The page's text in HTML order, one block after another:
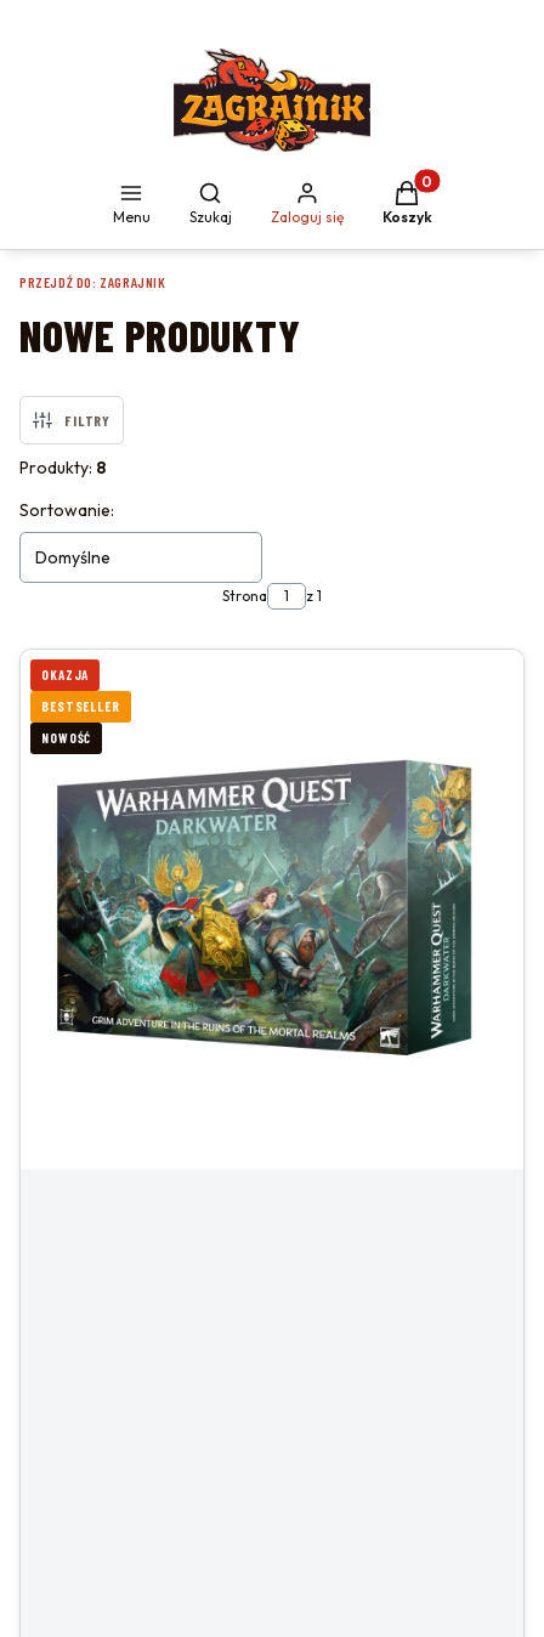
Menu
Otwórz wyszukiwarkę
Szukaj Zaloguj się
Produkty w
Koszyk
PRZEJDŹ DO: ZAGRAJNIK
NOWE PRODUKTY
FILTRY
Produkty: 8
LISTA PRODUKTÓW
Sortowanie:
Domyślne
Strona z 1
OKAZJA
BESTSELLER
NOWOŚĆ